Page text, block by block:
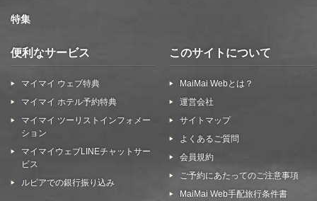
特集
便利なサービス
マイマイ ウェブ特典
マイマイ ホテル予約特典
マイマイ ツーリストインフォメー
ション
マイマイウェブLINEチャットサー
ビス
ルピアでの銀行振り込み
このサイトについて
MaiMai Webとは？
運営会社
サイトマップ
よくあるご質問
会員規約
ご予約にあたってのご注意事項
MaiMai Web手配旅行条件書